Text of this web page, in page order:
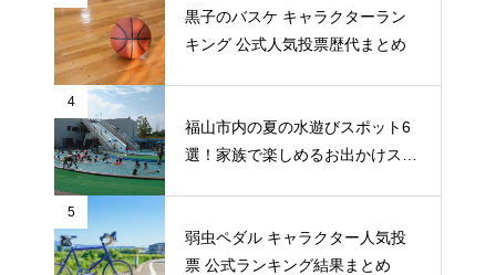
黒子のバスケ キャラクターラン
キング 公式人気投票歴代まとめ
4
福山市内の夏の水遊びスポット6
選！家族で楽しめるお出かけスポ
5
弱虫ペダル キャラクター人気投
票 公式ランキング結果まとめ